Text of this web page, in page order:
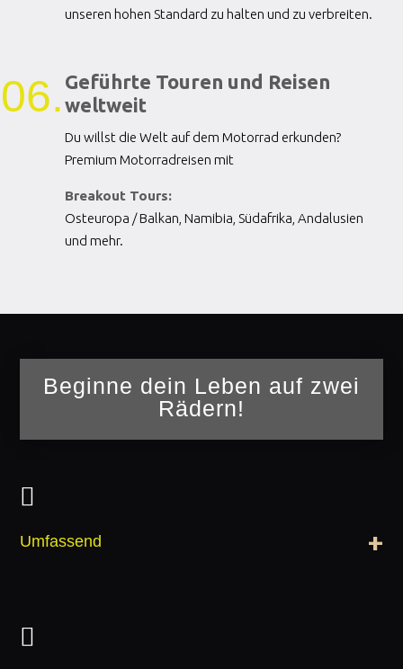
unseren hohen Standard zu halten und zu verbreiten.
06. Geführte Touren und Reisen
weltweit
Du willst die Welt auf dem Motorrad erkunden?
Premium Motorradreisen mit
Breakout Tours:
Osteuropa / Balkan, Namibia, Südafrika, Andalusien
und mehr.
Beginne dein Leben auf zwei
Rädern!

Umfassend
